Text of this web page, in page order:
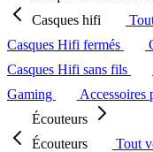
Casques hifi
Casques Hifi fermés
Casques Hifi sans fils
Gaming
Accessoires
Écouteurs
Écouteurs
Tout